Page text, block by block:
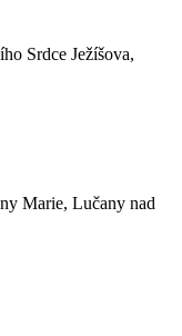
Srdce Ježíšova,
Marie, Lučany nad